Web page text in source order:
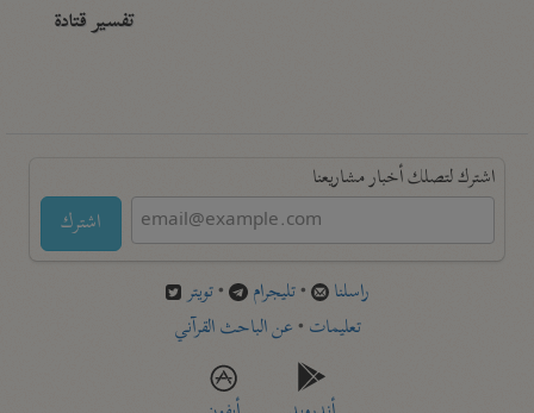
تفسير قتادة
اشترك لتصلك أخبار مشاريعنا
اشترك
راسلنا •تليجرام •تويتر
تعليمات •عن الباحث القرآني